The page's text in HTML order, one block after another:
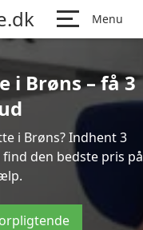
Menu
Brøns – få 3
i Brøns? Indhent 3
den bedste pris på